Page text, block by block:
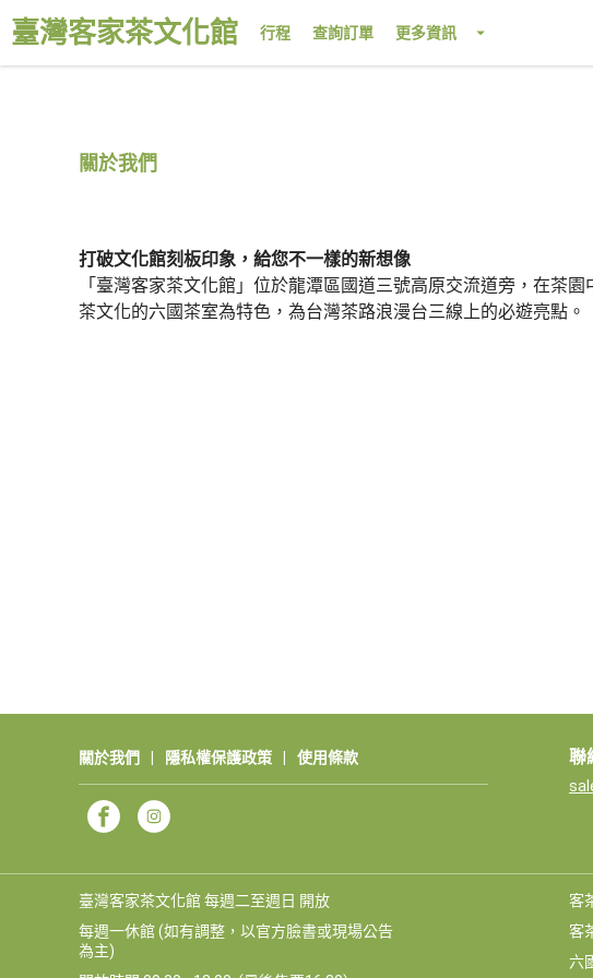
臺灣客家茶文化館 行程 查詢訂單 更多資訊
關於我們
打破文化館刻板印象，給您不一樣的新想像
「臺灣客家茶文化館」位於龍潭區國道三號高原交流道旁，在茶
茶文化的六國茶室為特色，為台灣茶路浪漫台三線上的必遊亮點。
關於我們 隱私權保護政策 使用條款 聯
臺灣客家茶文化館 每週二至週日 開放
每週一休館 (如有調整，以官方臉書或現場公告
為主)
客
客
六